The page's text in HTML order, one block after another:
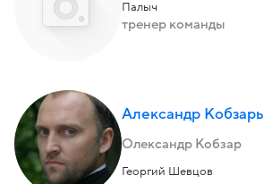
Палыч
тренер команды
Александр Кобзарь
Олександр Кобзар
Георгий Шевцов